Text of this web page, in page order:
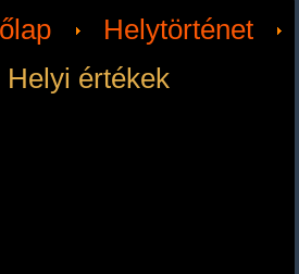
Helytörténet
Helyi értékek